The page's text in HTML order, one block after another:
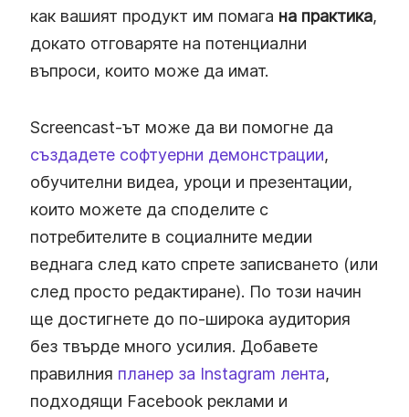
как вашият продукт им помага на практика,
докато отговаряте на потенциални
въпроси, които може да имат.
Screencast-ът може да ви помогне да
създадете софтуерни демонстрации,
обучителни видеа, уроци и презентации,
които можете да споделите с
потребителите в социалните медии
веднага след като спрете записването (или
след просто редактиране). По този начин
ще достигнете до по-широка аудитория
без твърде много усилия. Добавете
правилния планер за Instagram лента,
подходящи Facebook реклами и